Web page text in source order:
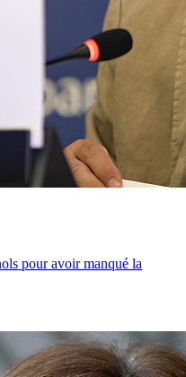
pour avoir manqué la